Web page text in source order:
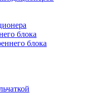
блока
блока